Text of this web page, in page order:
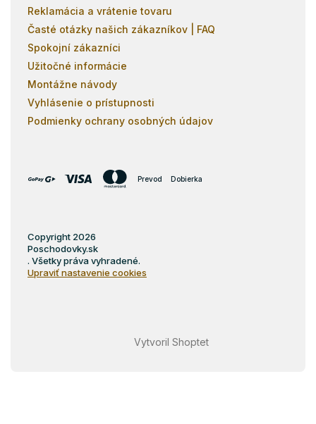
Reklamácia a vrátenie tovaru
Časté otázky našich zákazníkov | FAQ
Spokojní zákazníci
Užitočné informácie
Montážne návody
Vyhlásenie o prístupnosti
Podmienky ochrany osobných údajov
Prevod Dobierka
Vytvoril Shoptet
Copyright 2026
Poschodovky.sk
. Všetky práva vyhradené.
Upraviť nastavenie cookies